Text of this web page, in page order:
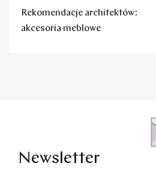
Rekomendacje architektów:
akcesoria meblowe
Newsletter